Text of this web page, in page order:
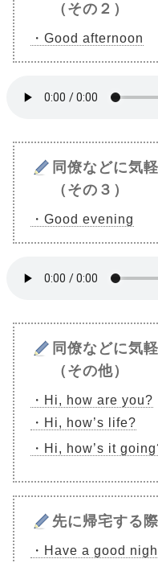
（その２）
・Good afternoon
同僚などに気
（その３）
・Good evening
同僚などに気
（その他）
・Hi, how are you?
・Hi, how’s life?
・Hi, how’s it
先に帰宅する
・Have a good